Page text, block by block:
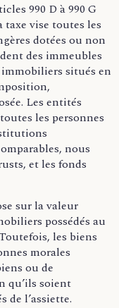
990 D à 990 G
taxe vise toutes les
dotées ou non
des immeubles
immobiliers situés en
Les entités
les personnes
nous
et les fonds
sur la valeur
possédés au
les biens
morales
ou de
qu’ils soient
de l’assiette.